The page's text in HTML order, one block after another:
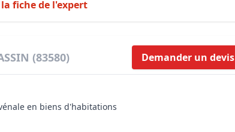
fiche de l'expert
(83580) Demander un devis
en biens d'habitations